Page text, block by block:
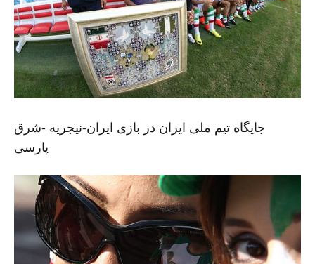
جایگاه تیم ملی ایران در بازی ایران-نیجریه -شرق
پارسی